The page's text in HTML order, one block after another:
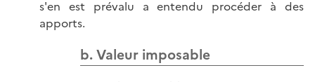
s'en est prévalu a entendu procéder à des
apports.
b. Valeur imposable